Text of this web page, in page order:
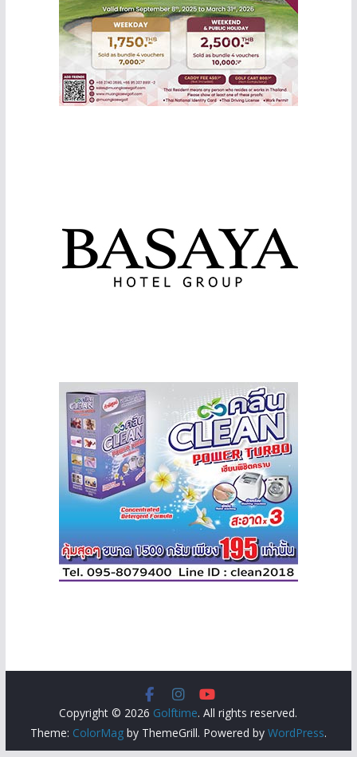
Copyright © 2026 Golftime. All rights reserved.
Theme: ColorMagby ThemeGrill. Powered by WordPress.